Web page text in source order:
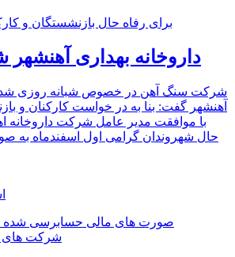
برای رفاه حال بازنشستگان و
داروخانه بهداری
آهنشهر گفت: بنا به در خواست کارکنان و
با موافقت مدیر عامل شرکت داروخانه
حال شهروندان گرامی اول اسفندماه به